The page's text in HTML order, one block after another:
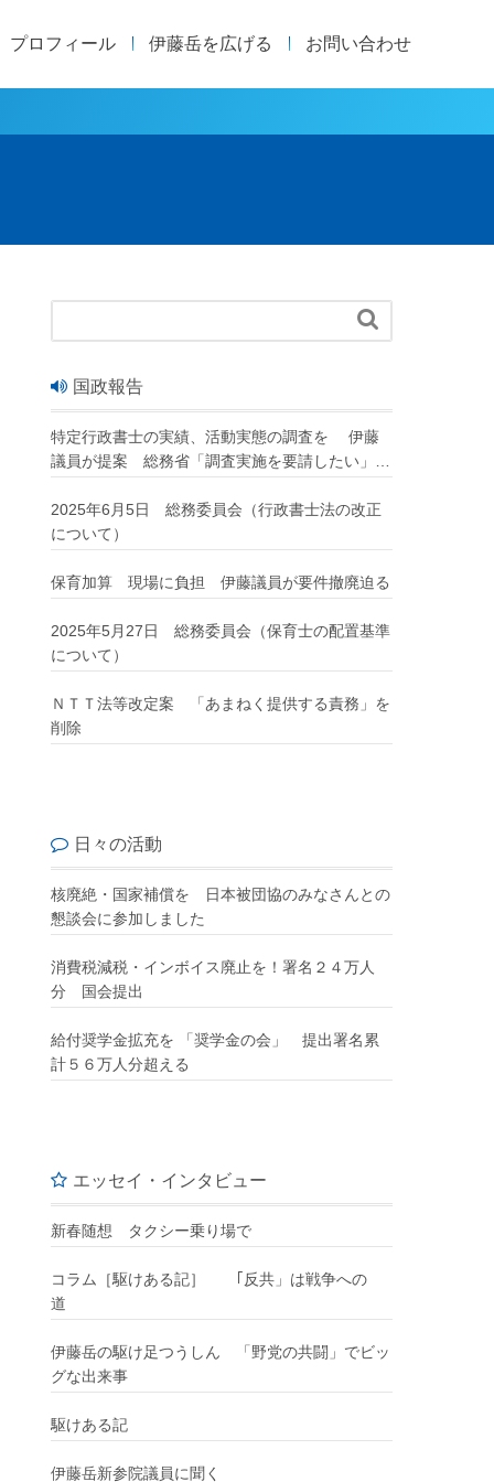
プロフィール 伊藤岳を広げる お問い合わせ

国政報告
特定行政書士の実績、活動実態の調査を 伊藤
議員が提案 総務省「調査実施を要請したい」
2025年6月5日 総務委員会（行政書士法の改正
について）
保育加算 現場に負担 伊藤議員が要件撤廃迫る
2025年5月27日 総務委員会（保育士の配置基準
について）
ＮＴＴ法等改定案 「あまねく提供する責務」を
削除
日々の活動
核廃絶・国家補償を 日本被団協のみなさんとの
懇談会に参加しました
消費税減税・インボイス廃止を！署名２４万人
分 国会提出
給付奨学金拡充を 「奨学金の会」 提出署名累
計５６万人分超える
エッセイ・インタビュー
新春随想 タクシー乗り場で
コラム［駆けある記］ ｢反共」は戦争への
道
伊藤岳の駆け足つうしん 「野党の共闘」でビッ
グな出来事
駆けある記
伊藤岳新参院議員に聞く